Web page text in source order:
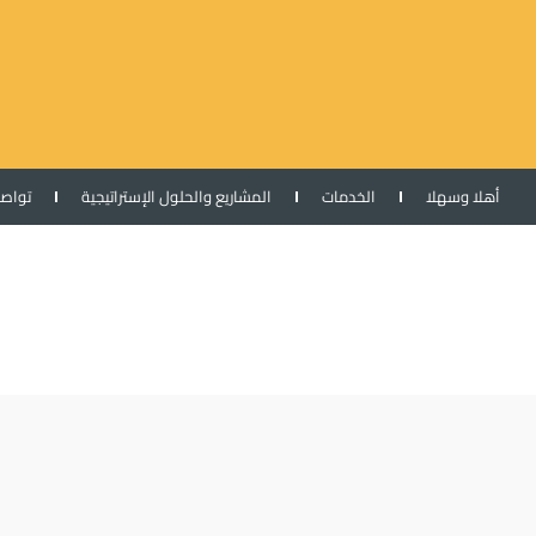
أهلا وسهلا الخدمات المشاريع والحلول الإستراتيجية